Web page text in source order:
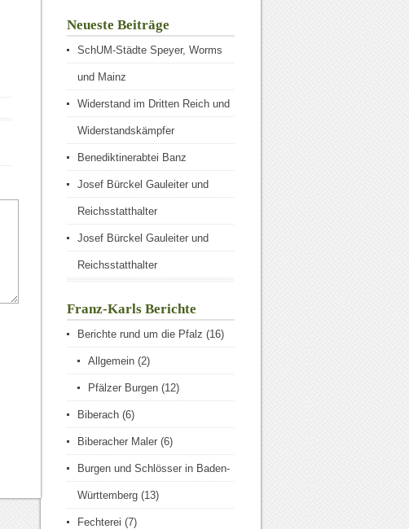
Neueste Beiträge
SchUM-Städte Speyer, Worms
und Mainz
Widerstand im Dritten Reich und
Widerstandskämpfer
Benediktinerabtei Banz
Josef Bürckel Gauleiter und
Reichsstatthalter
Josef Bürckel Gauleiter und
Reichsstatthalter
Franz-Karls Berichte
Berichte rund um die Pfalz (16)
Allgemein (2)
Pfälzer Burgen (12)
Biberach (6)
Biberacher Maler (6)
Burgen und Schlösser in Baden-
Württemberg (13)
Fechterei (7)